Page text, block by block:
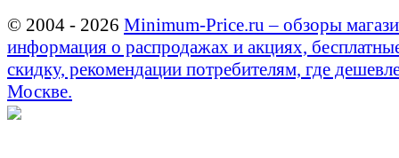
© 2004 - 2026 Minimum-Price.ru – обзоры
информация о распродажах и акциях,
скидку, рекомендации потребителям, где
Москве.